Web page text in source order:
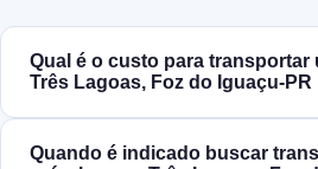
Qual é o custo para transportar
Três Lagoas, Foz do
Quando é indicado buscar